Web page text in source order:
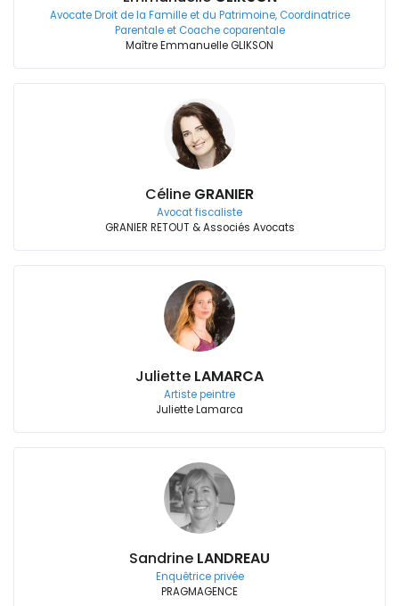
Avocate Droit de la Famille et du Patrimoine, Coordinatrice
Parentale et Coache coparentale
Maître Emmanuelle GLIKSON
Céline GRANIER
Avocat fiscaliste
GRANIER RETOUT & Associés Avocats
Juliette LAMARCA
Artiste peintre
Juliette Lamarca
Sandrine LANDREAU
Enquêtrice privée
PRAGMAGENCE